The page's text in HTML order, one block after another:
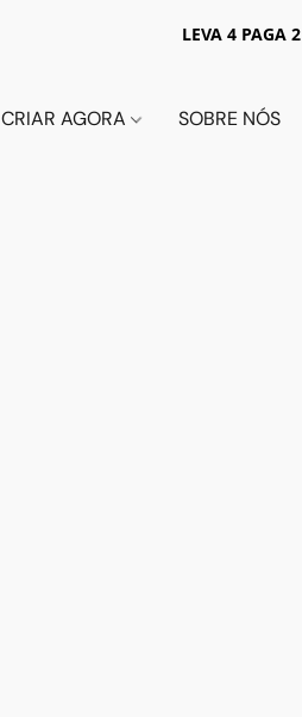
LEVA 4 PAGA 2
CRIAR AGORA SOBRE NÓS